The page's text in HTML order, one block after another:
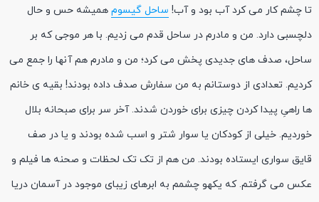
تا چشم کار می کرد آب بود و آب! ساحل گیسوم همیشه حس و حال
دلچسبی دارد. من و مادرم در ساحل قدم می زدیم. با هر موجی که بر
ساحل، صدف های جدیدی پخش می کرد؛ من و مادرم هم آنها را جمع می
کردیم. تعدادی از دوستانم به من سفارش صدف داده بودند! بقیه ی خانم
ها راهیِ پیدا کردن چیزی برای خوردن شدند. آخر سر برای صبحانه بلال
خوردیم. خیلی از کودکان یا سوار شتر و اسب شده بودند و یا در صف
قایق سواری ایستاده بودند. من هم از تک تک لحظات و صحنه ها فیلم و
عکس می گرفتم. که یکهو چشمم به ابرهای زیبای موجود در آسمان دریا